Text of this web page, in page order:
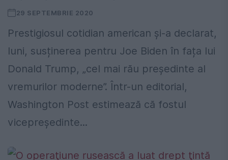
29 SEPTEMBRIE 2020
Prestigiosul cotidian american și-a declarat,
luni, susținerea pentru Joe Biden în fața lui
Donald Trump, „cel mai rău președinte al
vremurilor moderne”. Într-un editorial,
Washington Post estimează că fostul
vicepreședinte...